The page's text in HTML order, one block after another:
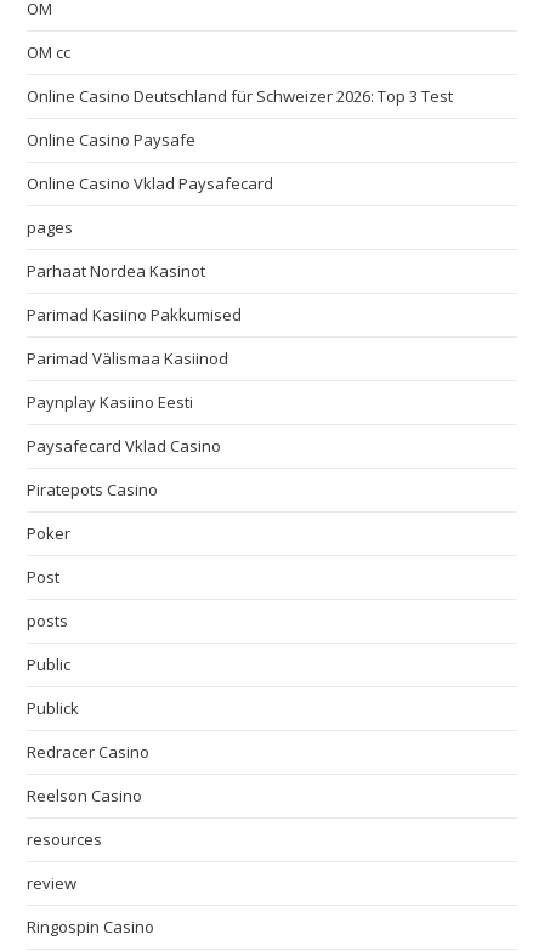
OM
OM cc
Online Casino Deutschland für Schweizer 2026: Top 3 Test
Online Casino Paysafe
Online Casino Vklad Paysafecard
pages
Parhaat Nordea Kasinot
Parimad Kasiino Pakkumised
Parimad Välismaa Kasiinod
Paynplay Kasiino Eesti
Paysafecard Vklad Casino
Piratepots Casino
Poker
Post
posts
Public
Publick
Redracer Casino
Reelson Casino
resources
review
Ringospin Casino